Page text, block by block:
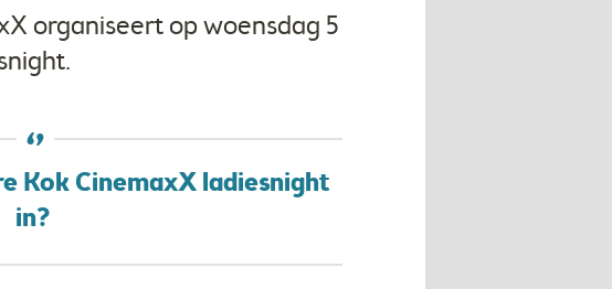
organiseert op woensdag 5
Kok CinemaxX ladiesnight
in?